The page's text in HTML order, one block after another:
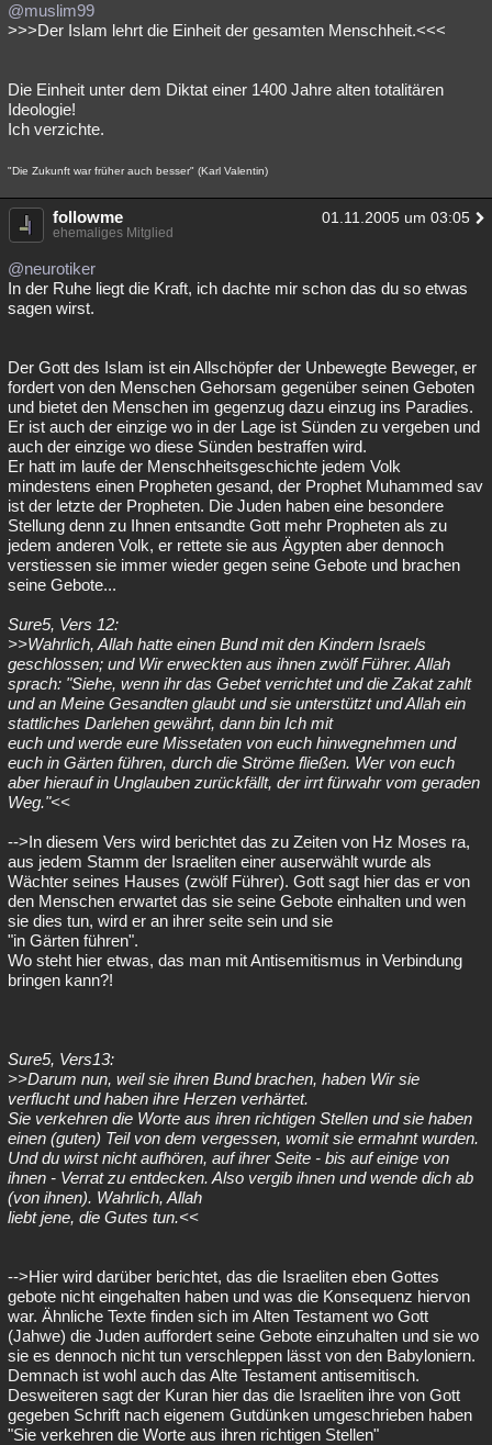
@muslim99
>>>Der Islam lehrt die Einheit der gesamten Menschheit.<<<
Die Einheit unter dem Diktat einer 1400 Jahre alten totalitären
Ideologie!
Ich verzichte.
"Die Zukunft war früher auch besser" (Karl Valentin)
followme 01.11.2005 um 03:05
ehemaliges Mitglied
@neurotiker
In der Ruhe liegt die Kraft, ich dachte mir schon das du so etwas
sagen wirst.
Der Gott des Islam ist ein Allschöpfer der Unbewegte Beweger, er
fordert von den Menschen Gehorsam gegenüber seinen Geboten
und bietet den Menschen im gegenzug dazu einzug ins Paradies.
Er ist auch der einzige wo in der Lage ist Sünden zu vergeben und
auch der einzige wo diese Sünden bestraffen wird.
Er hatt im laufe der Menschheitsgeschichte jedem Volk
mindestens einen Propheten gesand, der Prophet Muhammed sav
ist der letzte der Propheten. Die Juden haben eine besondere
Stellung denn zu Ihnen entsandte Gott mehr Propheten als zu
jedem anderen Volk, er rettete sie aus Ägypten aber dennoch
verstiessen sie immer wieder gegen seine Gebote und brachen
seine Gebote...
Sure5, Vers 12:
>>Wahrlich, Allah hatte einen Bund mit den Kindern Israels
geschlossen; und Wir erweckten aus ihnen zwölf Führer. Allah
sprach: "Siehe, wenn ihr das Gebet verrichtet und die Zakat zahlt
und an Meine Gesandten glaubt und sie unterstützt und Allah ein
stattliches Darlehen gewährt, dann bin Ich mit
euch und werde eure Missetaten von euch hinwegnehmen und
euch in Gärten führen, durch die Ströme fließen. Wer von euch
aber hierauf in Unglauben zurückfällt, der irrt fürwahr vom geraden
Weg."<<
-->In diesem Vers wird berichtet das zu Zeiten von Hz Moses ra,
aus jedem Stamm der Israeliten einer auserwählt wurde als
Wächter seines Hauses (zwölf Führer). Gott sagt hier das er von
den Menschen erwartet das sie seine Gebote einhalten und wen
sie dies tun, wird er an ihrer seite sein und sie
"in Gärten führen".
Wo steht hier etwas, das man mit Antisemitismus in Verbindung
bringen kann?!
Sure5, Vers13:
>>Darum nun, weil sie ihren Bund brachen, haben Wir sie
verflucht und haben ihre Herzen verhärtet.
Sie verkehren die Worte aus ihren richtigen Stellen und sie haben
einen (guten) Teil von dem vergessen, womit sie ermahnt wurden.
Und du wirst nicht aufhören, auf ihrer Seite - bis auf einige von
ihnen - Verrat zu entdecken. Also vergib ihnen und wende dich ab
(von ihnen). Wahrlich, Allah
liebt jene, die Gutes tun.<<
-->Hier wird darüber berichtet, das die Israeliten eben Gottes
gebote nicht eingehalten haben und was die Konsequenz hiervon
war. Ähnliche Texte finden sich im Alten Testament wo Gott
(Jahwe) die Juden auffordert seine Gebote einzuhalten und sie wo
sie es dennoch nicht tun verschleppen lässt von den Babyloniern.
Demnach ist wohl auch das Alte Testament antisemitisch.
Desweiteren sagt der Kuran hier das die Israeliten ihre von Gott
gegeben Schrift nach eigenem Gutdünken umgeschrieben haben
"Sie verkehren die Worte aus ihren richtigen Stellen"